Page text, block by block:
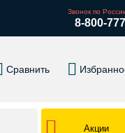
Звонок по
8-800-
Сравнить
Акции